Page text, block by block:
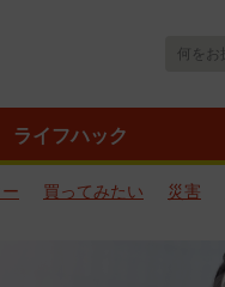
ライフハック
買ってみたい 災害